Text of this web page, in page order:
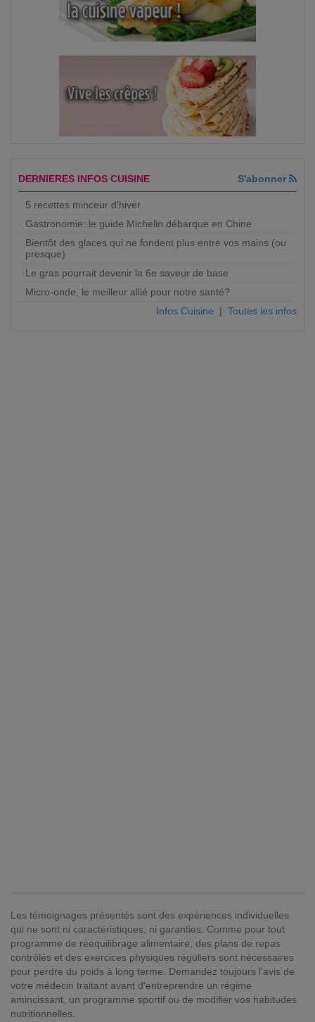
DERNIERES INFOS CUISINE S'abonner
5 recettes minceur d'hiver
Gastronomie: le guide Michelin débarque en Chine
Bientôt des glaces qui ne fondent plus entre vos mains (ou
presque)
Le gras pourrait devenir la 6e saveur de base
Micro-onde, le meilleur allié pour notre santé?
Infos Cuisine | Toutes les infos
Les témoignages présentés sont des expériences individuelles
qui ne sont ni caractéristiques, ni garanties. Comme pour tout
programme de rééquilibrage alimentaire, des plans de repas
contrôlés et des exercices physiques réguliers sont nécessaires
pour perdre du poids à long terme. Demandez toujours l'avis de
votre médecin traitant avant d'entreprendre un régime
amincissant, un programme sportif ou de modifier vos habitudes
nutritionnelles.